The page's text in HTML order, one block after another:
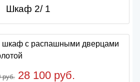
Шкаф 2/ 1
руб. 28 100 руб.